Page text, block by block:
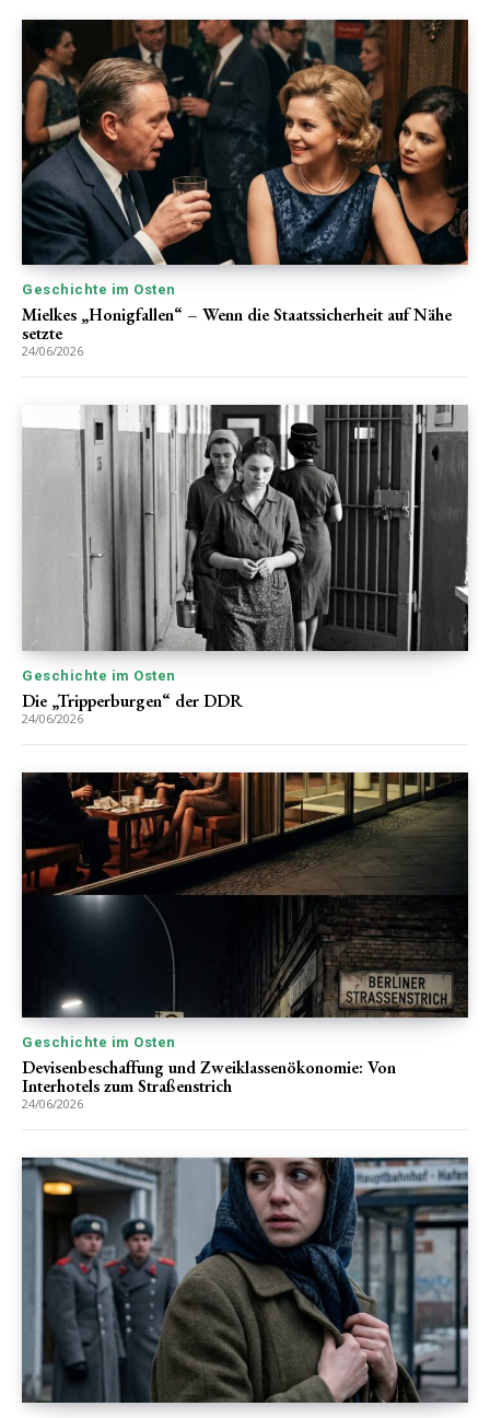
Geschichte im Osten
Mielkes „Honigfallen“ – Wenn die Staatssicherheit auf Nähe
setzte
24/06/2026
Geschichte im Osten
Die „Tripperburgen“ der DDR
24/06/2026
Geschichte im Osten
Devisenbeschaffung und Zweiklassenökonomie: Von
Interhotels zum Straßenstrich
24/06/2026